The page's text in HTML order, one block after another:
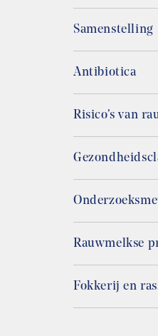
Samenstelling
Antibiotica
Risico’s van
Rauwmelkse
Fokkerij en